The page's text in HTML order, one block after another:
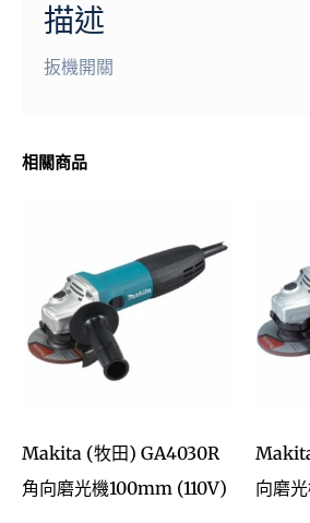
描述
扳機開關
相關商品
Makita (牧田) GA4030R
角向磨光機100mm (110V)
向磨